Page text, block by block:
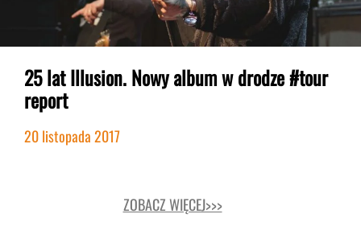
25 lat Illusion. Nowy album w drodze #tour
report
20 listopada 2017
ZOBACZ WIĘCEJ>>>